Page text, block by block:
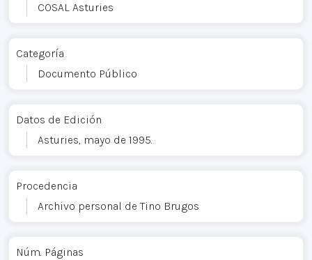
COSAL Asturies
Categoría
Documento Público
Datos de Edición
Asturies, mayo de 1995.
Procedencia
Archivo personal de Tino Brugos
Núm. Páginas